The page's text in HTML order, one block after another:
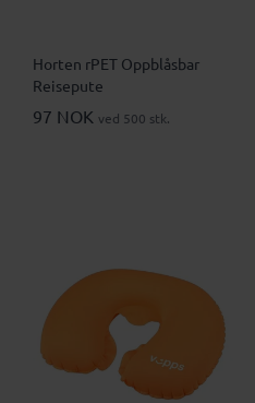
Horten rPET Oppblåsbar
Reisepute
97 NOK ved 500 stk.